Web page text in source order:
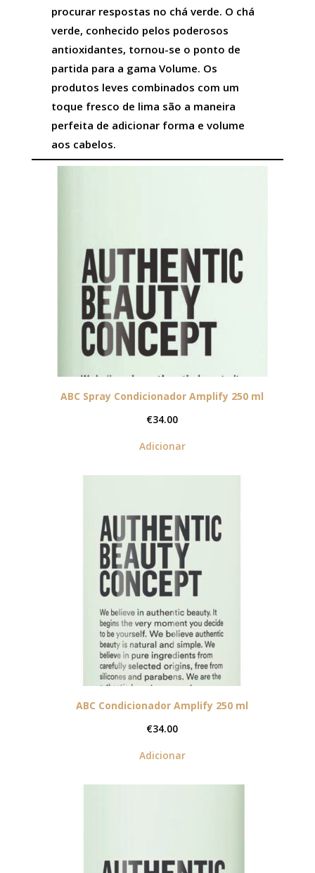
procurar respostas no chá verde. O chá
verde, conhecido pelos poderosos
antioxidantes, tornou-se o ponto de
partida para a gama Volume. Os
produtos leves combinados com um
toque fresco de lima são a maneira
perfeita de adicionar forma e volume
aos cabelos.
ABC Spray Condicionador Amplify 250 ml
€34.00
Adicionar
ABC Condicionador Amplify 250 ml
€34.00
Adicionar